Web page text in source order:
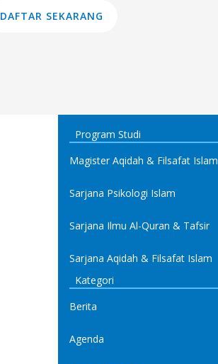
DAFTAR SEKARANG
Program Studi
Magister Aqidah & Filsafat Islam
Sarjana Psikologi Islam
Sarjana Ilmu Al-Quran & Tafsir
Sarjana Aqidah & Filsafat Islam
Kategori
Berita
Agenda